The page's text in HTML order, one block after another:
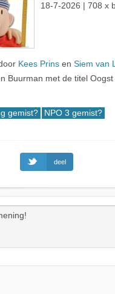
18-7-2026 | 708 x
Kees Prins en Siem van
Buurman met de titel
gemist? NPO 3 gemist?
deel